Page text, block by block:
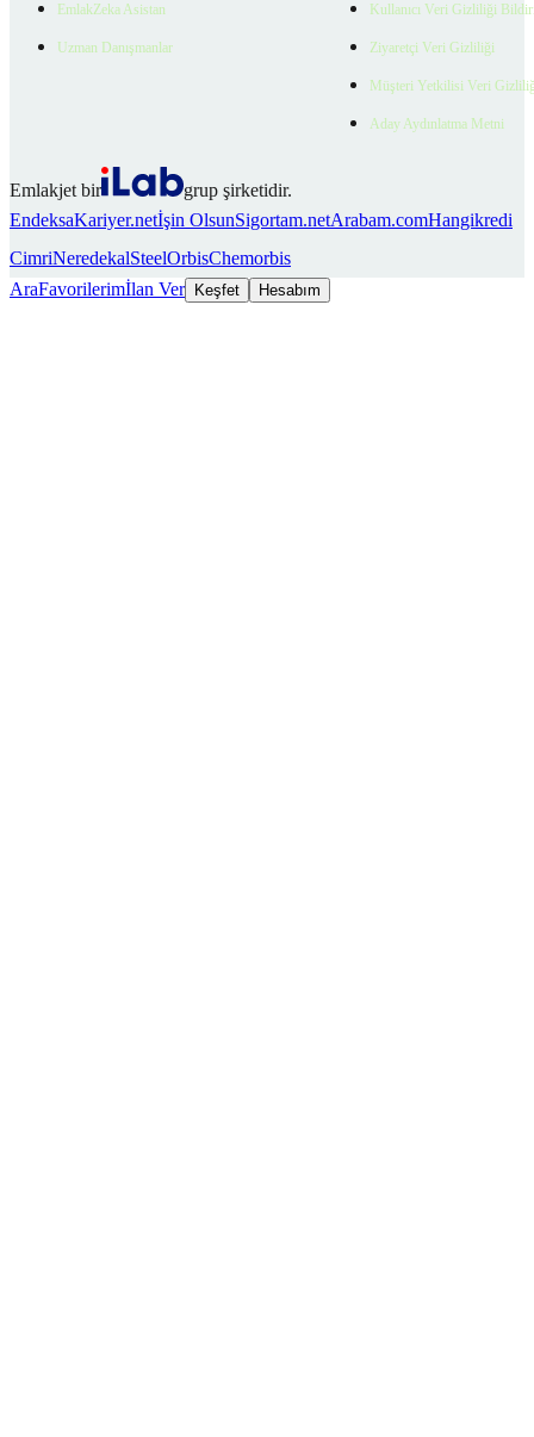
EmlakZeka Asistan
Uzman Danışmanlar
Kullanıcı Veri Gizliliği
Ziyaretçi Veri Gizliliği
Müşteri Yetkilisi Veri
Aday Aydınlatma Metni
Emlakjet bir
grup şirketidir.
EndeksaKariyer.netİşin OlsunSigortam.netArabam.comHangikredi
CimriNeredekalSteelOrbisChemorbis
AraFavorilerimİlan Ver Keşfet Hesabım